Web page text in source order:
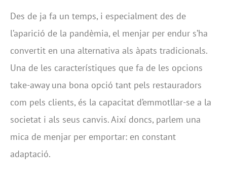
Des de ja fa un temps, i especialment des de
l’aparició de la pandèmia, el menjar per endur s’ha
convertit en una alternativa als àpats tradicionals.
Una de les característiques que fa de les opcions
take-away una bona opció tant pels restauradors
com pels clients, és la capacitat d’emmotllar-se a la
societat i als seus canvis. Així doncs, parlem una
mica de menjar per emportar: en constant
adaptació.